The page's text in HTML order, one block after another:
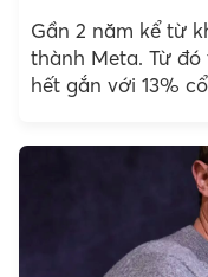
Gần 2 năm kể từ
thành Meta. Từ
hết gắn với 13%